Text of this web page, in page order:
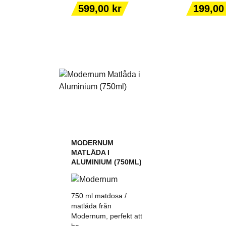
Pris
599,00 kr Pris
MODERNUM
MATLÅDA I
ALUMINIUM (750ML)
750 ml matdosa /
matlåda från
Modernum, perfekt att